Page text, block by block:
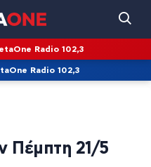
Radio 102,3
Radio 102,3
Πέμπτη 21/5